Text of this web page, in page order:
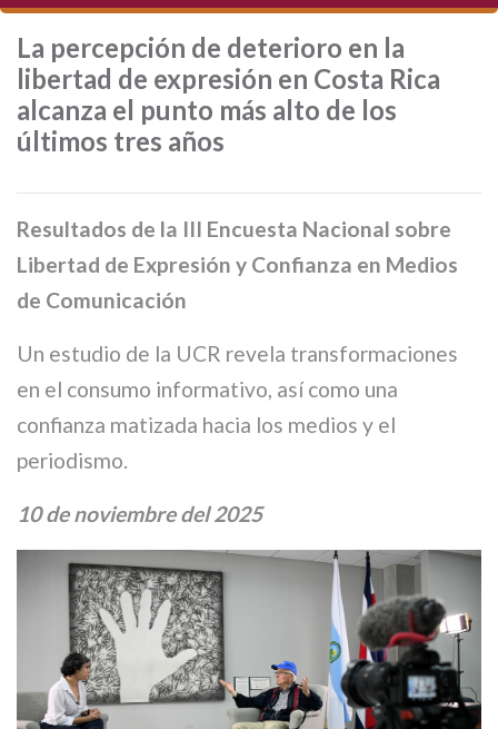
La percepción de deterioro en la
libertad de expresión en Costa Rica
alcanza el punto más alto de los
últimos tres años
Resultados de la III Encuesta Nacional sobre
Libertad de Expresión y Confianza en Medios
de Comunicación
Un estudio de la UCR revela transformaciones
en el consumo informativo, así como una
confianza matizada hacia los medios y el
periodismo.
10 de noviembre del 2025